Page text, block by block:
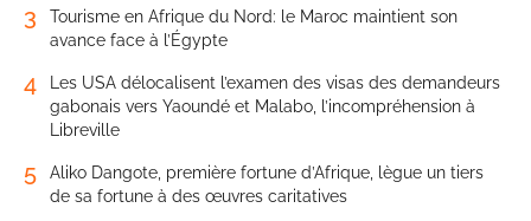
3
Tourisme en Afrique du Nord: le Maroc maintient son
avance face à l’Égypte
4
Les USA délocalisent l’examen des visas des demandeurs
gabonais vers Yaoundé et Malabo, l’incompréhension à
Libreville
5
Aliko Dangote, première fortune d’Afrique, lègue un tiers
de sa fortune à des œuvres caritatives